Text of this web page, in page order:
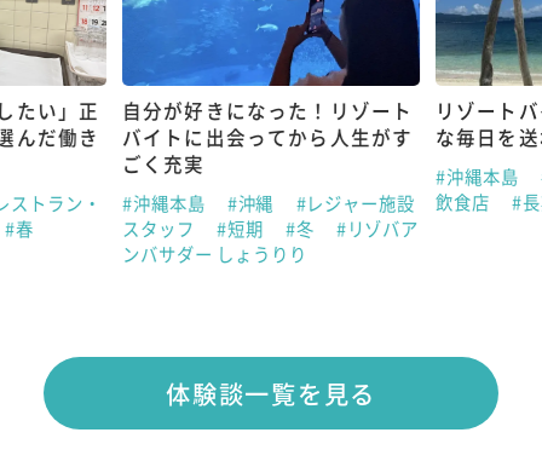
たい」正
んだ働き
ストラン・
#春
自分が好きになった！リゾート
バイトに出会ってから人生がす
ごく充実
#沖縄本島 #沖縄
#レジャー施設
スタッフ
#短期 #冬
#リゾバア
ンバサダー しょうりり
リゾート
な毎日を
#沖縄本島
飲食店
#
体験談一覧を見る